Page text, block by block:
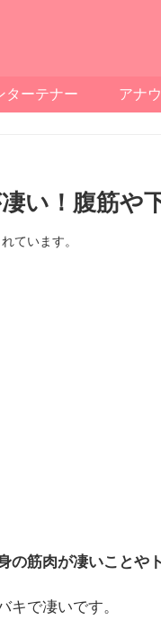
ターテナー アナ
い！腹筋や
ています。
の筋肉が凄いことや
キで凄いです。